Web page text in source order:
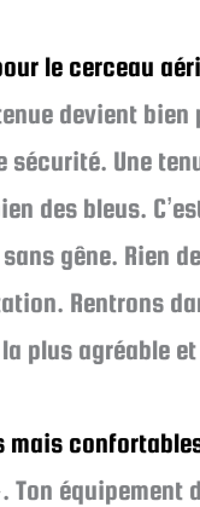
le cerceau
devient
sécurité. Une
des bleus.
gêne. Rien
Rentrons
plus agréable
mais